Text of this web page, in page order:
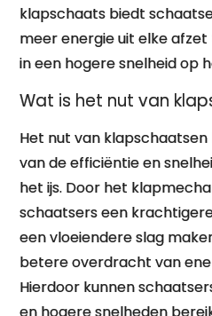
klapschaats biedt
meer energie uit elke
in een hogere snelheid op
Wat is het nut van
Het nut van
van de efficiëntie en
het ijs. Door het
schaatsers een
een vloeiendere slag
betere overdracht van
Hierdoor kunnen